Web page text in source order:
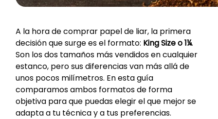
A la hora de comprar papel de liar, la primera
decisión que surge es el formato: King Size o 1¼.
Son los dos tamaños más vendidos en cualquier
estanco, pero sus diferencias van más allá de
unos pocos milímetros. En esta guía
comparamos ambos formatos de forma
objetiva para que puedas elegir el que mejor se
adapta a tu técnica y a tus preferencias.